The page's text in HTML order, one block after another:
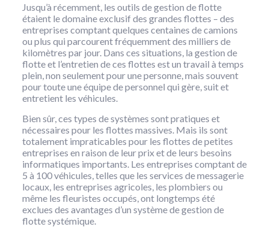
Jusqu’à récemment, les outils de gestion de flotte
étaient le domaine exclusif des grandes flottes – des
entreprises comptant quelques centaines de camions
ou plus qui parcourent fréquemment des milliers de
kilomètres par jour. Dans ces situations, la gestion de
flotte et l’entretien de ces flottes est un travail à temps
plein, non seulement pour une personne, mais souvent
pour toute une équipe de personnel qui gère, suit et
entretient les véhicules.
Bien sûr, ces types de systèmes sont pratiques et
nécessaires pour les flottes massives. Mais ils sont
totalement impraticables pour les flottes de petites
entreprises en raison de leur prix et de leurs besoins
informatiques importants. Les entreprises comptant de
5 à 100 véhicules, telles que les services de messagerie
locaux, les entreprises agricoles, les plombiers ou
même les fleuristes occupés, ont longtemps été
exclues des avantages d’un système de gestion de
flotte systémique.